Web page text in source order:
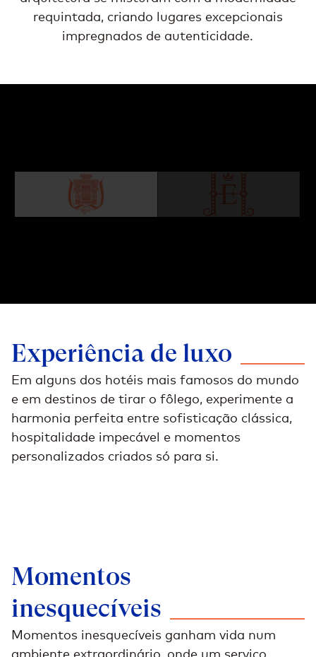
requintada, criando lugares excepcionais
impregnados de autenticidade.
Um hotel lendário desde 1876. A mistura
perfeita de elegância intemporal e conforto.
Experiência de luxo
Em alguns dos hotéis mais famosos do mundo
e em destinos de tirar o fôlego, experimente a
harmonia perfeita entre sofisticação clássica,
hospitalidade impecável e momentos
personalizados criados só para si.
Momentos
inesquecíveis
Momentos inesquecíveis ganham vida num
ambiente extraordinário, onde um serviço